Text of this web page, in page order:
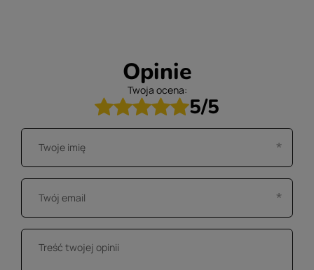
Opinie
Twoja ocena:
5/5